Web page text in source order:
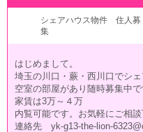
シェアハウス物件 住人募
集
はじめまして。
埼玉の川口・蕨・西川口でシ
空室の部屋があり随時募集中で
家賃は3万～４万
内覧可能です。お気軽にご相談
連絡先 yk-g13-the-lion-